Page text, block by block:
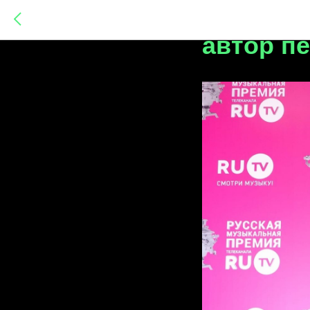
Хабиб
автор